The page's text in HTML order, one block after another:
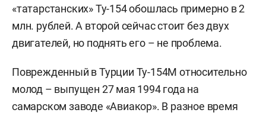
«татарстанских» Ту-154 обошлась примерно в 2
млн. рублей. А второй сейчас стоит без двух
двигателей, но поднять его – не проблема.
Поврежденный в Турции Ту-154М относительно
молод – выпущен 27 мая 1994 года на
самарском заводе «Авиакор». В разное время